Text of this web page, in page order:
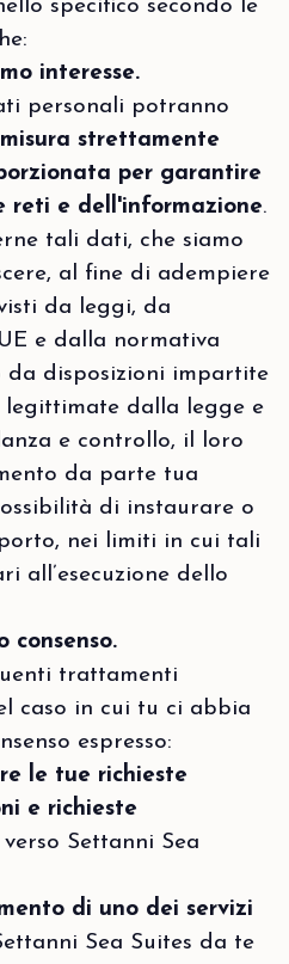
specifico secondo le
interesse.
personali potranno
strettamente
per garantire
reti e dell'informazione.
tali dati, che siamo
al fine di adempiere
da leggi, da
e dalla normativa
da disposizioni impartite
dalla legge e
e controllo, il loro
da parte tua
di instaurare o
nei limiti in cui tali
all’esecuzione dello
consenso.
trattamenti
caso in cui tu ci abbia
espresso:
le tue richieste
e richieste
verso Settanni Sea
di uno dei servizi
Sea Suites da te